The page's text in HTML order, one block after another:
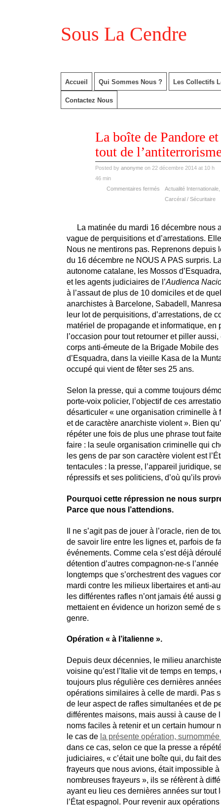
Sous La Cendre
Accueil Qui Sommes Nous ? Les Collectifs
Contactez Nous
La boîte de Pandore
tout de
Posted by anonymeon 22 décembre 2014 at 10 h
46 min
Actualité Internationale,
Carcéral / Sécuritaire
Commentaires fermés
La matinée du mardi 16 décembre nous
vague de perquisitions et d’arrestations.
Nous ne mentirons pas. Reprenons depuis
du 16 décembre ne NOUS A PAS surpris.
autonome catalane, les Mossos
et les agents judiciaires de l’Audienca
à l’assaut de plus de 10 domiciles et de
anarchistes à Barcelone, Sabadell,
leur lot de perquisitions, d’arrestations, de
matériel de propagande et informatique, en
l’occasion pour tout retourner et piller
corps anti-émeute de la Brigade Mobile des
d’Esquadra, dans la vieille Kasa de la
occupé qui vient de fêter ses 25 ans.
Selon la presse, qui a comme toujours
porte-voix policier, l’objectif de ces
désarticuler « une organisation criminelle à
et de caractère anarchiste violent ». Bien
répéter une fois de plus une phrase tout
faire : la seule organisation criminelle qui
les gens de par son caractère violent est
tentacules : la presse, l’appareil juridique,
répressifs et ses politiciens, d’où qu’ils
Pourquoi cette répression ne nous
Parce que nous l’attendions.
Il ne s’agit pas de jouer à l’oracle, rien de
de savoir lire entre les lignes et, parfois de
événements. Comme cela s’est déjà
détention d’autres compagnon-ne-s
longtemps que s’orchestrent des vagues
mardi contre les milieux libertaires et anti-
les différentes rafles n’ont jamais été aussi
mettaient en évidence un horizon semé de
genre.
Opération « à l’italienne ».
Depuis deux décennies, le milieu
voisine qu’est l’Italie vit de temps en temps,
toujours plus régulière ces dernières
opérations similaires à celle de mardi. Pas
de leur aspect de rafles simultanées et de
différentes maisons, mais aussi à cause de
noms faciles à retenir et un certain humour
le cas de la présente opération,
dans ce cas, selon ce que la presse a
judiciaires, « c’était une boîte qui, du fait
frayeurs que nous avions, était impossible
nombreuses frayeurs », ils se réfèrent à
ayant eu lieu ces dernières années sur tout
l’État espagnol. Pour revenir aux